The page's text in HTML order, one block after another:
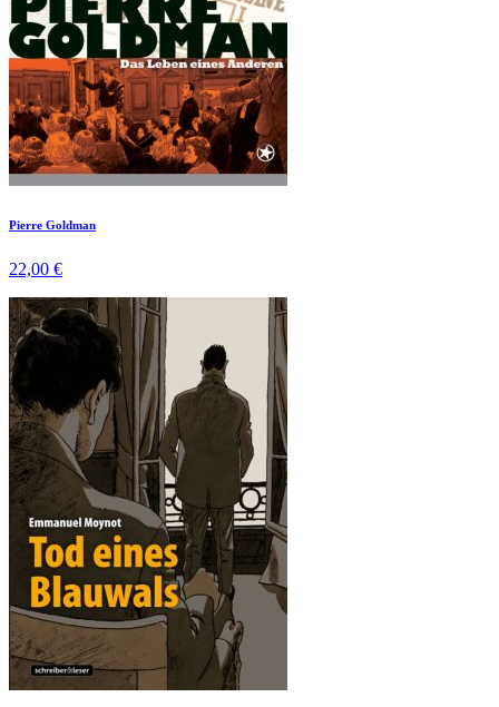
Pierre Goldman
22,00 €